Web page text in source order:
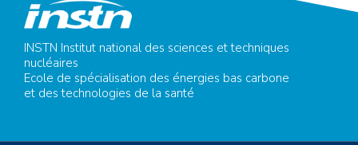
INSTN Institut national des sciences et techniques
nucléaires
Ecole de spécialisation des énergies bas carbone
et des technologies de la santé